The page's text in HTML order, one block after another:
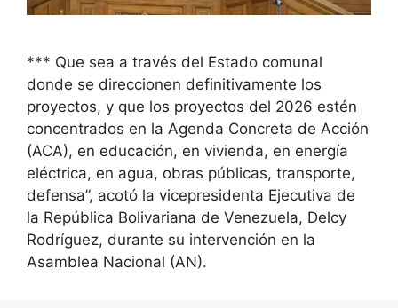
*** Que sea a través del Estado comunal
donde se direccionen definitivamente los
proyectos, y que los proyectos del 2026 estén
concentrados en la Agenda Concreta de Acción
(ACA), en educación, en vivienda, en energía
eléctrica, en agua, obras públicas, transporte,
defensa”, acotó la vicepresidenta Ejecutiva de
la República Bolivariana de Venezuela, Delcy
Rodríguez, durante su intervención en la
Asamblea Nacional (AN).